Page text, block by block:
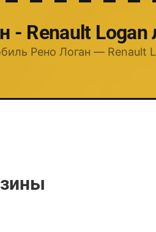
- Renault Logan
Рено Логан — Renault